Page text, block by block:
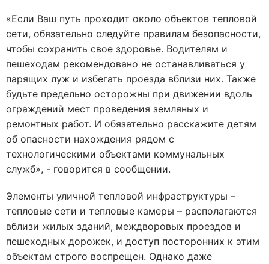
«Если Ваш путь проходит около объектов тепловой
сети, обязательно следуйте правилам безопасности,
чтобы сохранить свое здоровье. Водителям и
пешеходам рекомендовано не останавливаться у
парящих луж и избегать проезда вблизи них. Также
будьте предельно осторожны при движении вдоль
ограждений мест проведения земляных и
ремонтных работ. И обязательно расскажите детям
об опасности нахождения рядом с
технологическими объектами коммунальных
служб», - говорится в сообщении.
Элементы уличной тепловой инфраструктуры –
тепловые сети и тепловые камеры – располагаются
вблизи жилых зданий, междворовых проездов и
пешеходных дорожек, и доступ посторонних к этим
объектам строго воспрещен. Однако даже